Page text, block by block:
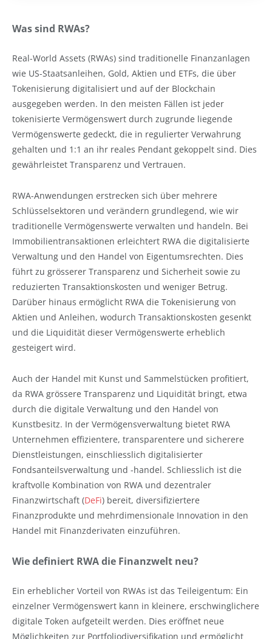
Was sind RWAs?
Real-World Assets (RWAs) sind traditionelle Finanzanlagen
wie US-Staatsanleihen, Gold, Aktien und ETFs, die über
Tokenisierung digitalisiert und auf der Blockchain
ausgegeben werden. In den meisten Fällen ist jeder
tokenisierte Vermögenswert durch zugrunde liegende
Vermögenswerte gedeckt, die in regulierter Verwahrung
gehalten und 1:1 an ihr reales Pendant gekoppelt sind. Dies
gewährleistet Transparenz und Vertrauen.
RWA-Anwendungen erstrecken sich über mehrere
Schlüsselsektoren und verändern grundlegend, wie wir
traditionelle Vermögenswerte verwalten und handeln. Bei
Immobilientransaktionen erleichtert RWA die digitalisierte
Verwaltung und den Handel von Eigentumsrechten. Dies
führt zu grösserer Transparenz und Sicherheit sowie zu
reduzierten Transaktionskosten und weniger Betrug.
Darüber hinaus ermöglicht RWA die Tokenisierung von
Aktien und Anleihen, wodurch Transaktionskosten gesenkt
und die Liquidität dieser Vermögenswerte erheblich
gesteigert wird.
Auch der Handel mit Kunst und Sammelstücken profitiert,
da RWA grössere Transparenz und Liquidität bringt, etwa
durch die digitale Verwaltung und den Handel von
Kunstbesitz. In der Vermögensverwaltung bietet RWA
Unternehmen effizientere, transparentere und sicherere
Dienstleistungen, einschliesslich digitalisierter
Fondsanteilsverwaltung und -handel. Schliesslich ist die
kraftvolle Kombination von RWA und dezentraler
Finanzwirtschaft (DeFi) bereit, diversifiziertere
Finanzprodukte und mehrdimensionale Innovation in den
Handel mit Finanzderivaten einzuführen.
Wie definiert RWA die Finanzwelt neu?
Ein erheblicher Vorteil von RWAs ist das Teileigentum: Ein
einzelner Vermögenswert kann in kleinere, erschwinglichere
digitale Token aufgeteilt werden. Dies eröffnet neue
Möglichkeiten zur Portfoliodiversifikation und ermöglicht